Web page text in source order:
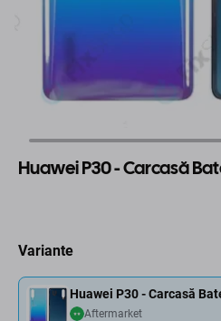
Huawei P30 - Carcasă
Variante
Huawei P30 - Carcasă
Aftermarket